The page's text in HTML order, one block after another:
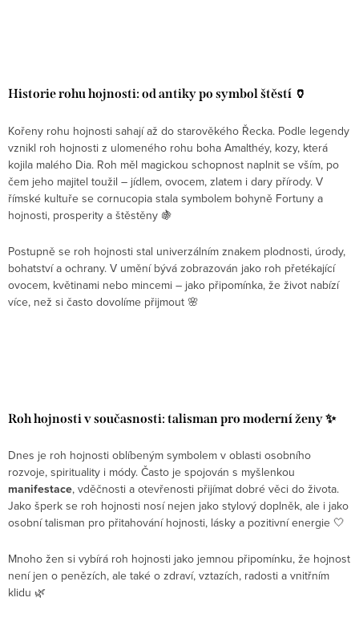
Historie rohu hojnosti: od antiky po symbol štěstí 🏺
Kořeny rohu hojnosti sahají až do starověkého Řecka. Podle legendy
vznikl roh hojnosti z ulomeného rohu boha Amalthéy, kozy, která
kojila malého Dia. Roh měl magickou schopnost naplnit se vším, po
čem jeho majitel toužil – jídlem, ovocem, zlatem i dary přírody. V
římské kultuře se cornucopia stala symbolem bohyně Fortuny a
hojnosti, prosperity a štěstěny 🍇
Postupně se roh hojnosti stal univerzálním znakem plodnosti, úrody,
bohatství a ochrany. V umění bývá zobrazován jako roh přetékající
ovocem, květinami nebo mincemi – jako připomínka, že život nabízí
více, než si často dovolíme přijmout 🌸
Roh hojnosti v současnosti: talisman pro moderní ženy ✨
Dnes je roh hojnosti oblíbeným symbolem v oblasti osobního
rozvoje, spirituality i módy. Často je spojován s myšlenkou
manifestace, vděčnosti a otevřenosti přijímat dobré věci do života.
Jako šperk se roh hojnosti nosí nejen jako stylový doplněk, ale i jako
osobní talisman pro přitahování hojnosti, lásky a pozitivní energie 🤍
Mnoho žen si vybírá roh hojnosti jako jemnou připomínku, že hojnost
není jen o penězích, ale také o zdraví, vztazích, radosti a vnitřním
klidu 🌿